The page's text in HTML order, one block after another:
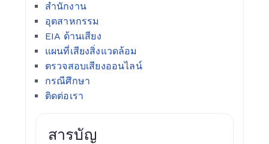
สำนักงาน
อุตสาหกรรม
EIA ด้านเสียง
แผนที่เสียงสิ่งแวดล้อม
ตรวจสอบเสียงออนไลน์
กรณีศึกษา
ติดต่อเรา
สารบัญ